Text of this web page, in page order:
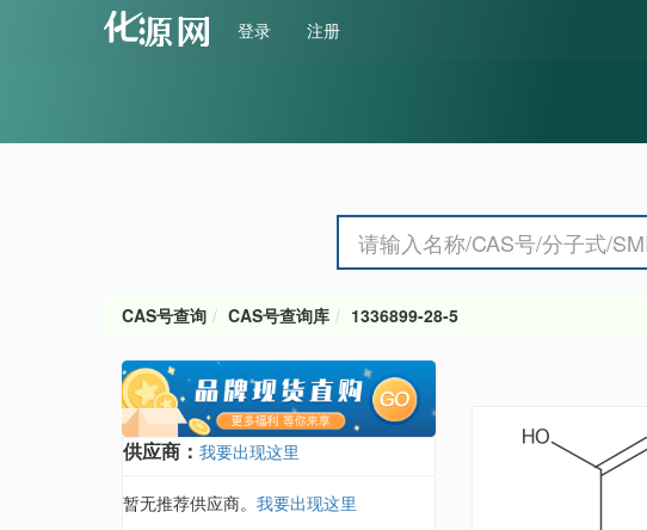
登录 注册
CAS号查询 CAS号查询库 1336899-28-5
供应商： 我要出现这里
暂无推荐供应商。 我要出现这里